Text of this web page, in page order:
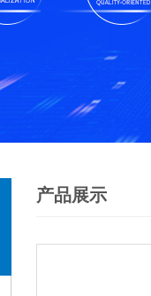
产品展示